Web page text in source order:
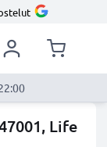
Life